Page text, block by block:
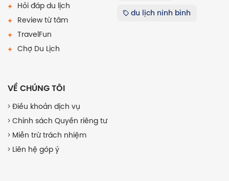
Hỏi đáp du lịch
Review từ tâm
TravelFun
Chợ Du Lịch
du lịch ninh bình
VỀ CHÚNG TÔI
Điều khoản dịch vụ
Chính sách Quyền riêng tư
Miễn trừ trách nhiệm
Liên hệ góp ý